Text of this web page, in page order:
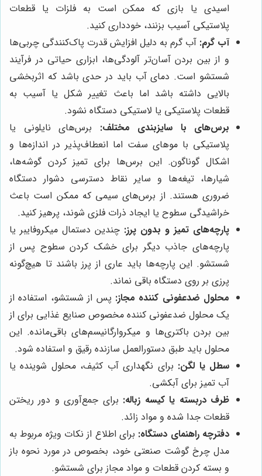
اسیدی یا بازی که ممکن است به فلزات یا قطعات
پلاستیکی آسیب بزنند، خودداری کنید.
آب گرم: آب گرم به دلیل افزایش قدرت پاک‌کنندگی چربی‌ها
و از بین بردن آسان‌تر آلودگی‌ها، ابزاری حیاتی در فرآیند
شستشو است. دمای آب باید در حدی باشد که اثربخشی
بالایی داشته باشد اما باعث تغییر شکل یا آسیب به
قطعات پلاستیکی یا لاستیکی دستگاه نشود.
برس‌های با سایزبندی مختلف: برس‌های نایلونی یا
پلاستیکی با موهای سفت اما انعطاف‌پذیر در اندازه‌ها و
اشکال گوناگون. این برس‌ها برای تمیز کردن گوشه‌ها،
شیارها، تیغه‌ها و سایر نقاط دسترسی دشوار دستگاه
ضروری هستند. از برس‌های سیمی که ممکن است باعث
خراشیدگی سطوح یا ایجاد ذرات فلزی شوند، پرهیز کنید.
پارچه‌های تمیز و بدون پرز: چندین دستمال میکروفایبر یا
پارچه‌های جاذب دیگر برای خشک کردن سطوح پس از
شستشو. این پارچه‌ها باید عاری از پرز باشند تا هیچ‌گونه
پرزی بر روی دستگاه باقی نماند.
محلول ضدعفونی کننده مجاز: پس از شستشو، استفاده از
یک محلول ضدعفونی کننده مخصوص صنایع غذایی برای از
بین بردن باکتری‌ها و میکروارگانیسم‌های باقی‌مانده. این
محلول باید طبق دستورالعمل سازنده رقیق و استفاده شود.
سطل یا لگن: برای نگهداری آب کثیف، محلول شوینده یا
آب تمیز برای آبکشی.
ظرف دربسته یا کیسه زباله: برای جمع‌آوری و دور ریختن
قطعات جدا شده و مواد زائد.
دفترچه راهنمای دستگاه: برای اطلاع از نکات ویژه مربوط به
مدل چرخ گوشت صنعتی خود، بخصوص در مورد نحوه باز
و بسته کردن قطعات و مواد مجاز برای شستشو.